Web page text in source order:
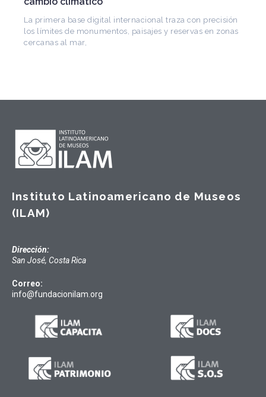
precisión
en zonas
CONICET, fundó el CEDODAL e impulsó los
de Arquitectura Latinoamericana. Publicó más
Instituto Latinoamericano de Museos
(ILAM)
Dirección:
San José, Costa Rica
Correo:
info@fundacionilam.org